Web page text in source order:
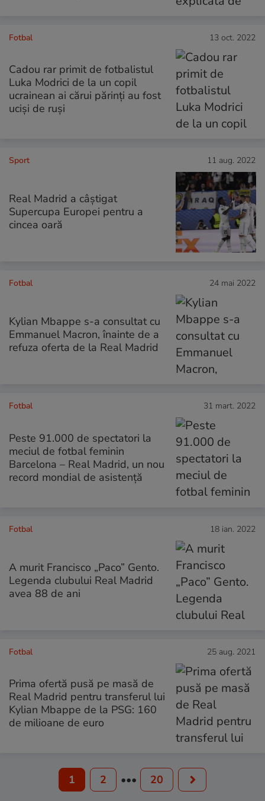
Fotbal 13 oct. 2022
Cadou rar primit de fotbalistul
Luka Modrici de la un copil
ucrainean ai cărui părinți au fost
uciși de ruși
Sport 11 aug. 2022
Real Madrid a câștigat
Supercupa Europei pentru a
cincea oară
Fotbal 24 mai 2022
Kylian Mbappe s-a consultat cu
Emmanuel Macron, înainte de a
refuza oferta de la Real Madrid
Fotbal 31 mart. 2022
Peste 91.000 de spectatori la
meciul de fotbal feminin
Barcelona – Real Madrid, un nou
record mondial de asistență
Fotbal 18 ian. 2022
A murit Francisco „Paco” Gento.
Legenda clubului Real Madrid
avea 88 de ani
Fotbal 25 aug. 2021
Prima ofertă pusă pe masă de
Real Madrid pentru transferul lui
Kylian Mbappe de la PSG: 160
de milioane de euro
1 2 ••• 20